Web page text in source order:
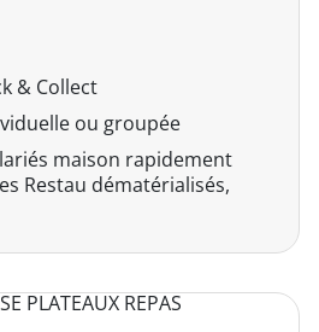
& Collect
ou groupée
maison rapidement
Restau dématérialisés,